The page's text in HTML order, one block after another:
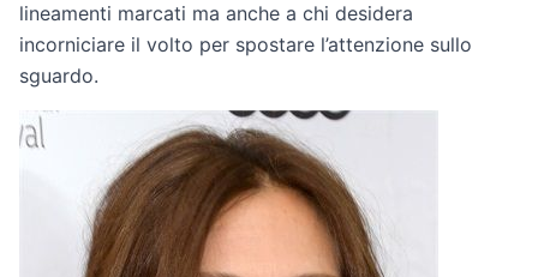
lineamenti marcati ma anche a chi desidera
incorniciare il volto per spostare l’attenzione sullo
sguardo.